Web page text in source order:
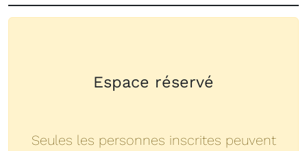
Espace réservé
Seules les personnes inscrites peuvent